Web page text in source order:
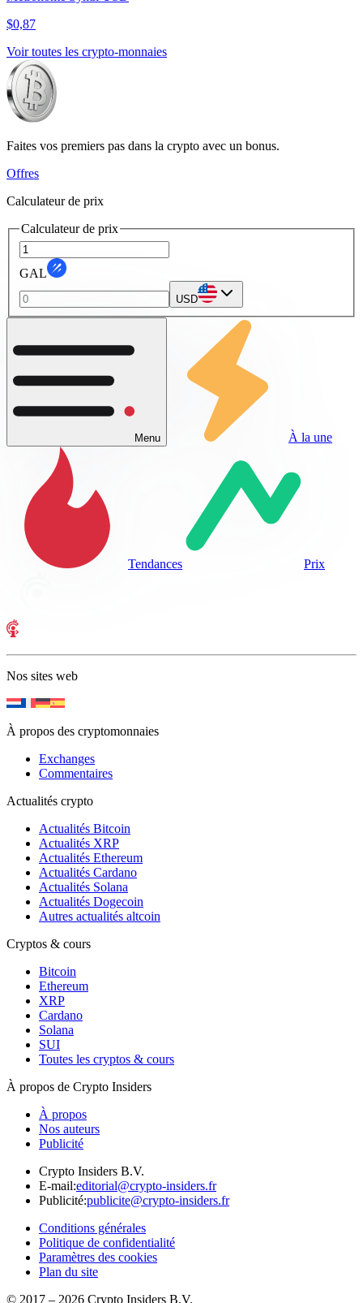
$0,87
Voir toutes les crypto-monnaies
Faites vos premiers pas dans la crypto avec un bonus.
Offres
Calculateur de prix
Calculateur de prix
GAL
USD
Menu À la une
Tendances Prix
Nos sites web
À propos des cryptomonnaies
Exchanges
Commentaires
Actualités crypto
Actualités Bitcoin
Actualités XRP
Actualités Ethereum
Actualités Cardano
Actualités Solana
Actualités Dogecoin
Autres actualités altcoin
Cryptos & cours
Bitcoin
Ethereum
XRP
Cardano
Solana
SUI
Toutes les cryptos & cours
À propos de Crypto Insiders
À propos
Nos auteurs
Publicité
Crypto Insiders B.V.
E-mail:editorial@crypto-insiders.fr
Publicité:publicite@crypto-insiders.fr
Conditions générales
Politique de confidentialité
Paramètres des cookies
Plan du site
© 2017 – 2026 Crypto Insiders B.V.